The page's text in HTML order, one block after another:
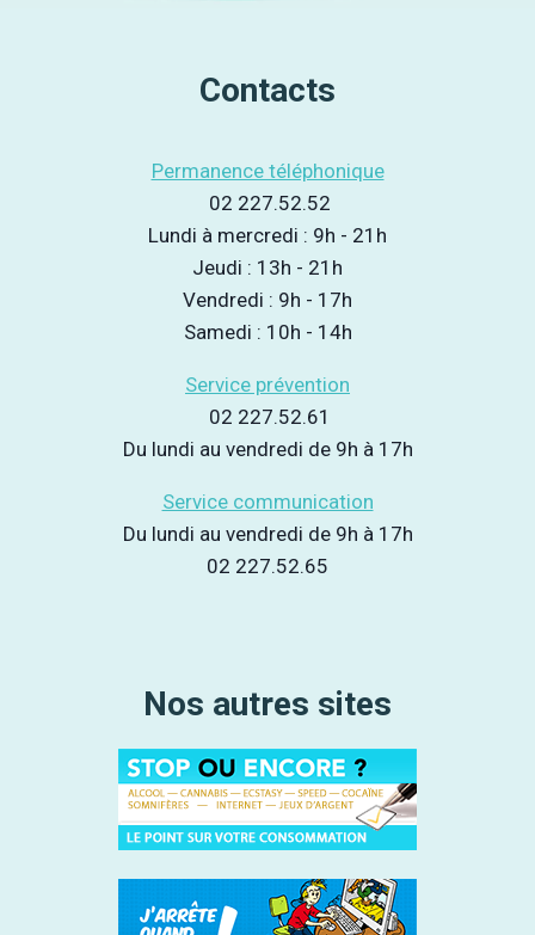
Contacts
Permanence téléphonique
02 227.52.52
Lundi à mercredi : 9h - 21h
Jeudi : 13h - 21h
Vendredi : 9h - 17h
Samedi : 10h - 14h
Service prévention
02 227.52.61
Du lundi au vendredi de 9h à 17h
Service communication
Du lundi au vendredi de 9h à 17h
02 227.52.65
Nos autres sites